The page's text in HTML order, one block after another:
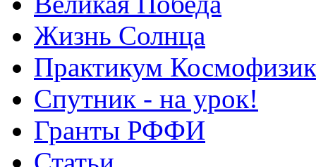
Жизнь Солнца
Практикум
Спутник - на урок!
Гранты РФФИ